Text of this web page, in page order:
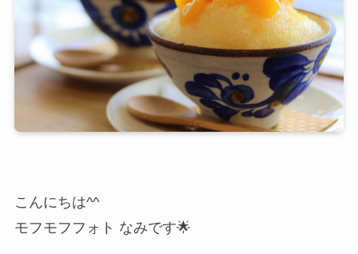
こんにちは^^
モフモフフォト なみです🌟